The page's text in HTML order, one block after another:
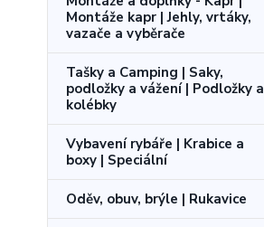
Montáže kapr | Jehly, vrtáky,
vazače a vyběrače
Tašky a Camping | Saky,
podložky a vážení | Podložky a
kolébky
Vybavení rybáře | Krabice a
boxy | Speciální
Oděv, obuv, brýle | Rukavice